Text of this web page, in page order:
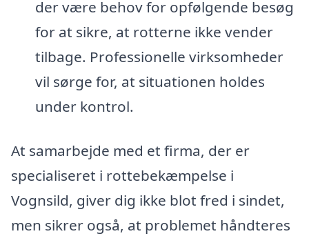
der være behov for opfølgende besøg
for at sikre, at rotterne ikke vender
tilbage. Professionelle virksomheder
vil sørge for, at situationen holdes
under kontrol.
At samarbejde med et firma, der er
specialiseret i rottebekæmpelse i
Vognsild, giver dig ikke blot fred i sindet,
men sikrer også, at problemet håndteres